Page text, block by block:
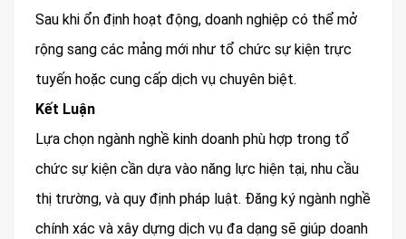
Sau khi ổn định hoạt động, doanh nghiệp có thể mở
rộng sang các mảng mới như tổ chức sự kiện trực
tuyến hoặc cung cấp dịch vụ chuyên biệt.
Kết Luận
Lựa chọn ngành nghề kinh doanh phù hợp trong tổ
chức sự kiện cần dựa vào năng lực hiện tại, nhu cầu
thị trường, và quy định pháp luật. Đăng ký ngành nghề
chính xác và xây dựng dịch vụ đa dạng sẽ giúp doanh